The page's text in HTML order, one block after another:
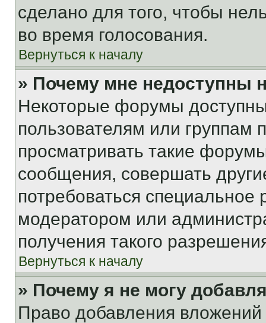
сделано для того, чтобы
во время голосования.
Вернуться к началу
» Почему мне недоступны
Некоторые форумы
пользователям или группам
просматривать такие
сообщения, совершать
потребоваться
модератором или
получения такого
Вернуться к началу
» Почему я не могу
Право добавления